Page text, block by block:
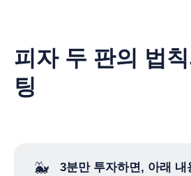
피자 두 판의 법칙
팅
🐳
3분만 투자하면, 아래 내